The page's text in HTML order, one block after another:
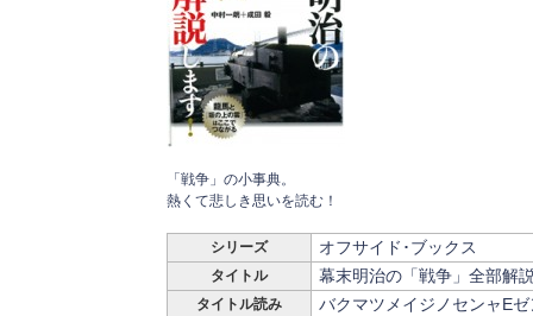
「戦争」の小事典。
熱くて悲しき思いを読む！
シリーズ オフサイド･ブックス
タイトル 幕末明治の「戦争」全部解
タイトル読み バクマツメイジノセンャE